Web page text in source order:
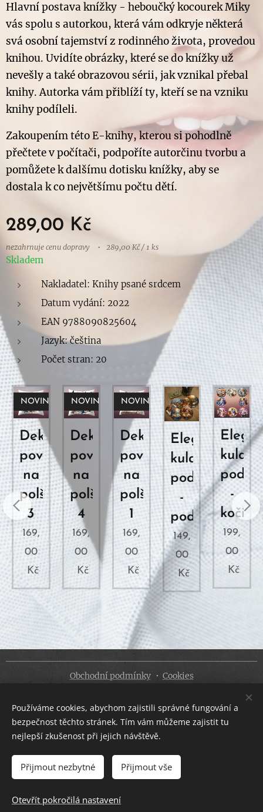
Hlavní postava knížky - heboučký kocourek Miky
vás spolu s autorkou, která vám odkryje některá
svá osobní tajemství z rodinného života, provedou
knihou. Uvidíte obrázky, které se do knížky už
nevešly a také obrazovou sérii, jak vznikal přebal
knihy. Autorka vám přiblíží ty, kteří se na vzniku
knihy podíleli.
Zakoupením této E-knihy, kterou si pohodlně
přečtete v počítači, podpoříte autorčinu tvorbu a
pomůžete k dalšímu dotisku knížky, aby se
dostala k co největšímu počtu dětí.
289,00 Kč
nezahrnuje cenu dopravy 289,00 Kč / 1 ks
Skladem
DO KOŠÍKU
Nakladatel: Knihy psané srdcem
Datum vydání: 2022
EAN 9788090825604
Jazyk: čeština
Počet stran: 20
Dekorativní
povlak
na
polštářek
3
NOVINKA!
169,
00
Kč
Dekorativní
povlak
na
polštářek
4
NOVINKA!
169,
00
Kč
Dekorativní
povlak
na
polštářek
1
NOVINKA!
169,
00
Kč
Elegantní
kulaté
podšálky
-
podzim
149,
00
Kč
kulaté
-
199,
00
Kč
Obchodní podmínky Cookies
Čeština
Slovenčina
Měna
CZK Kč
EUR €
Používáme cookies, abychom zajistili správné fungování a
bezpečnost těchto stránek. Tím vám můžeme zajistit tu
nejlepší zkušenost při jejich návštěvě.
Přijmout nezbytné Přijmout vše
Otevřít pokročilá nastavení